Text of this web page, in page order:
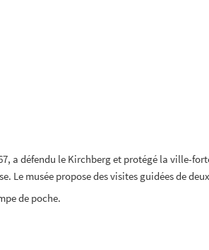
a défendu le Kirchberg et protégé la ville-
Le musée propose des visites guidées de
de poche.